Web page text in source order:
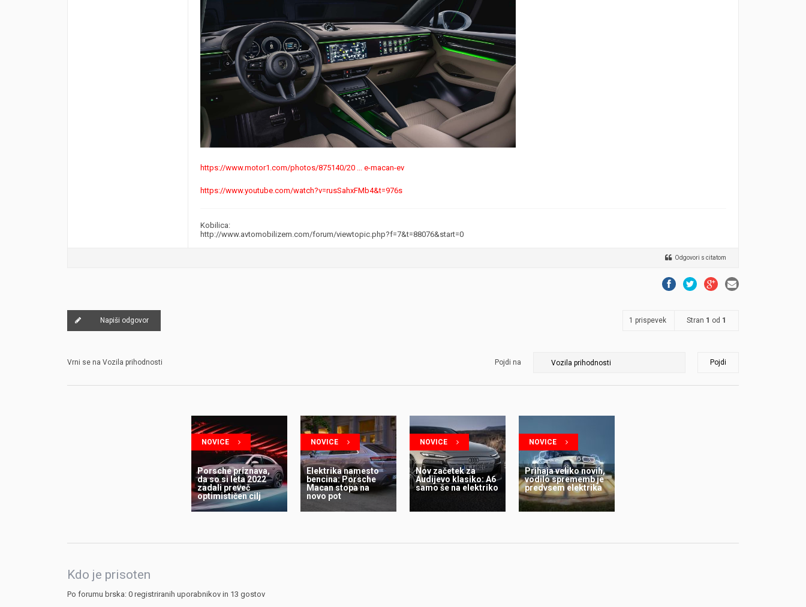
https://www.motor1.com/photos/875140/20 ... e-macan-ev
https://www.youtube.com/watch?v=rusSahxFMb4&t=976s
Kobilica:
http://www.avtomobilizem.com/forum/viewtopic.php?f=7&t=88076&start=0
Odgovori s citatom
Napiši odgovor 1 prispevek Stran 1 od 1
Vrni se na Vozila prihodnosti Pojdi na Pojdi
NOVICE
Porsche priznava,
da so si leta 2022
zadali preveč
optimističen cilj
NOVICE
Elektrika namesto
bencina: Porsche
Macan stopa na
novo pot
NOVICE
Nov začetek za
Audijevo klasiko: A6
samo še na elektriko
NOVICE
Prihaja veliko novih,
vodilo sprememb je
predvsem elektrika
Kdo je prisoten
Po forumu brska: 0 registriranih uporabnikov in 13 gostov